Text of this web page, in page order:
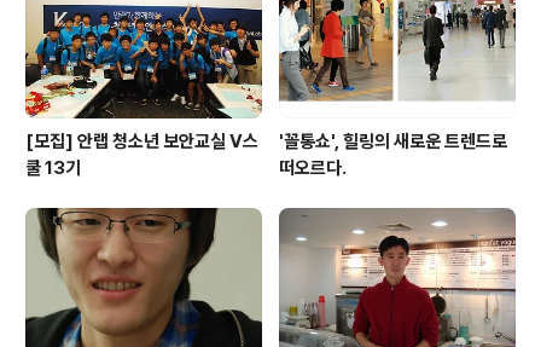
이미 마쳤다고 한다. "10~15분 사이 다 먹고 일어나요." 아
니 왜? 왜 점심을..
[모집] 안랩 청소년 보안교실 V스
쿨 13기
'꼴통쇼', 힐링의 새로운 트렌드로
떠오르다.